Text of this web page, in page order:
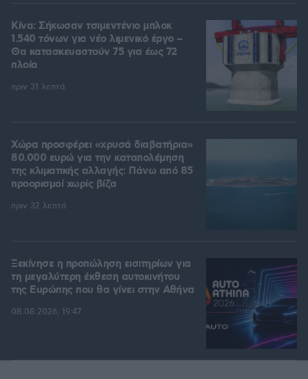
Κίνα: Σήκωσαν τσιμεντένιο μπλοκ
1.540 τόνων για νέο λιμενικό έργο –
Θα κατασκευαστούν 75 για έως 72
πλοία
πριν 31 λεπτά
Χώρα προσφέρει «χρυσά διαβατήρια»
80.000 ευρώ για την καταπολέμηση
της κλιματικής αλλαγής: Πάνω από 85
προορισμοί χωρίς βίζα
πριν 32 λεπτά
Ξεκίνησε η προπώληση εισιτηρίων για
τη μεγαλύτερη έκθεση αυτοκινήτου
της Ευρώπης που θα γίνει στην Αθήνα
08.08.2026, 19:47